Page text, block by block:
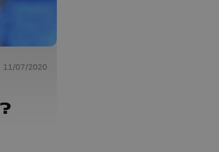
11/07/2020